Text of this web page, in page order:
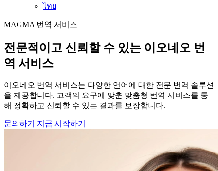
ไทย
MAGMA 번역 서비스
전문적이고 신뢰할 수 있는 이오네오 번
역 서비스
이오네오 번역 서비스는 다양한 언어에 대한 전문 번역 솔루션
을 제공합니다. 고객의 요구에 맞춘 맞춤형 번역 서비스를 통
해 정확하고 신뢰할 수 있는 결과를 보장합니다.
문의하기 지금 시작하기